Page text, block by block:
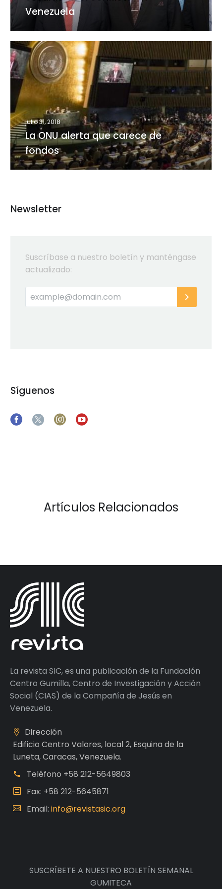
en
Venezuela
Venezuela
La
ONU
alerta
que
carece
de
fondosjulio 31, 2018
La ONU alerta que carece de
fondos
Newsletter
Suscríbase a nuestro boletín y manténgase
actualizado:
Síguenos
Artículos Relacionados
La revista SIC, es una publicación de la Fundación
Centro Gumilla, Centro de Investigación y Acción
Social (CIAS) de la Compañía de Jesús en
Venezuela.
Dirección
Edificio Centro Valores, local 2, Esquina de la
Luneta, Caracas, Venezuela.
Teléfono +58 212-5649803
Fax: +58 212-5645871
Email: info@revistasic.org
SUSCRÍBETE A NUESTRO BOLETÍN SEMANAL
GUMITECA